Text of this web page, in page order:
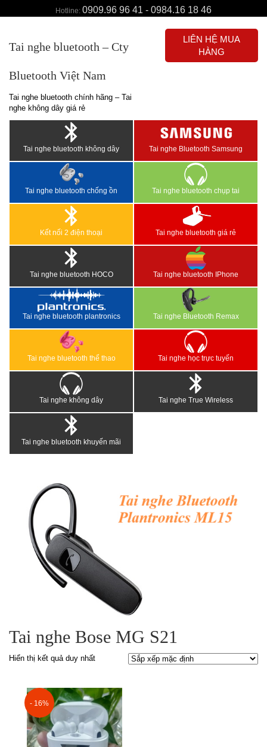
Hotline: 0909.96 96 41 - 0984.16 18 46
Tai nghe bluetooth – Cty
Bluetooth Việt Nam
Tai nghe bluetooth chính hãng – Tai
nghe không dây giá rẻ
LIÊN HỆ MUA
HÀNG
Tai nghe bluetooth không dây Tai nghe Bluetooth Samsung
Tai nghe bluetooth chống ồn Tai nghe bluetooth chụp tai
Kết nối 2 điện thoại Tai nghe bluetooth giá rẻ
Tai nghe bluetooth HOCO Tai nghe bluetooth IPhone
Tai nghe bluetooth plantronics Tai nghe Bluetooth Remax
Tai nghe bluetooth thể thao Tai nghe học trực tuyến
Tai nghe không dây Tai nghe True Wireless
Tai nghe bluetooth khuyến mãi
Tai nghe Bose MG S21
Hiển thị kết quả duy nhất
- 16%